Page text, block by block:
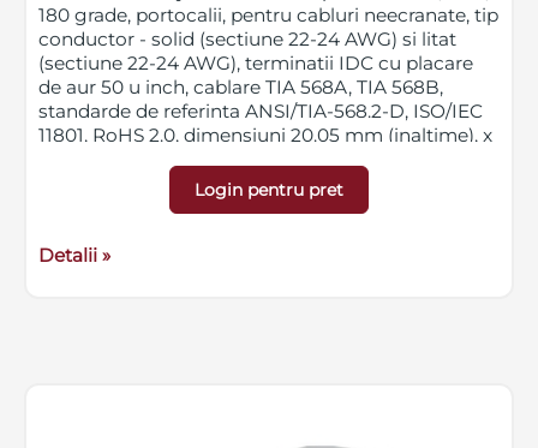
180 grade, portocalii, pentru cabluri neecranate, tip
conductor - solid (sectiune 22-24 AWG) si litat
(sectiune 22-24 AWG), terminatii IDC cu placare
de aur 50 u inch, cablare TIA 568A, TIA 568B,
standarde de referinta ANSI/TIA-568.2-D, ISO/IEC
11801, RoHS 2.0, dimensiuni 20.05 mm (inaltime), x
Login pentru pret
Detalii »